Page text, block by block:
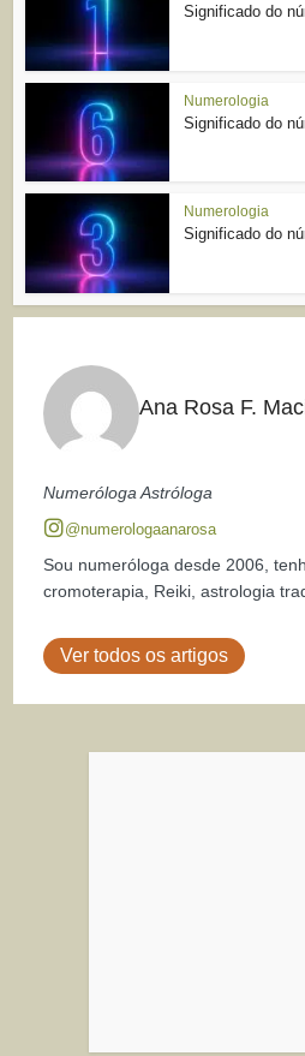
Significado do
Numerologia
Significado do
Numerologia
Significado do
Ana Rosa F.
Numeróloga Astróloga
@numerologaanarosa
Sou numeróloga desde 2006,
cromoterapia, Reiki, astrologia
Ver todos os artigos